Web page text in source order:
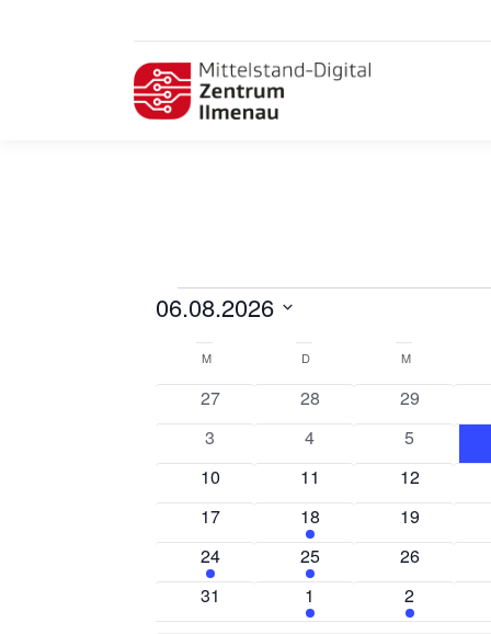
Veranstaltungen
06.08.2026
wählen.
Kalender
von
Veranstaltungen
M D M
0
Veranstaltungen
27
0
Veranstaltungen
28
0
29
0
Veranstaltungen
3
0
Veranstaltungen
4
0
5
0
Veranstaltungen
10
0
Veranstaltungen
11
0
12
0
Veranstaltungen
17
1
Veranstaltung
18
0
19
1
Veranstaltung
24
1
Veranstaltung
25
0
26
0
Veranstaltungen
31
2
Veranstaltungen
1
1
2